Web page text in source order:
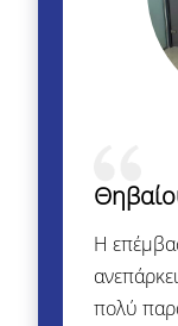
Η
πολύ